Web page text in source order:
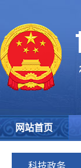
网站首页
科技政务